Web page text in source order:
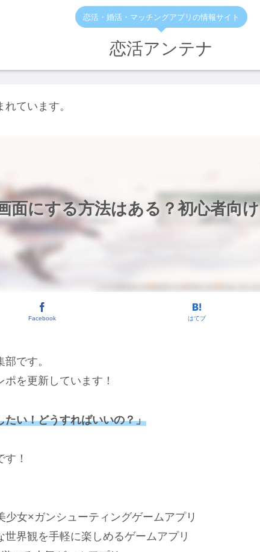
恋活・婚活・マッチングアプリの情報サイト
恋活アンテナ
ています。
面にする方法はある？初心者向け
Facebook はてブ
です。
を更新しています！
たい！どうすればいいの？」
！
少女×ガンシューティングゲームアプリ
世界観を手軽に楽しめるゲームアプリ